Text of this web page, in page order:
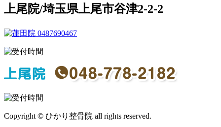
上尾院/埼玉県上尾市谷津2-2-2
Copyright © ひかり整骨院 all rights reserved.